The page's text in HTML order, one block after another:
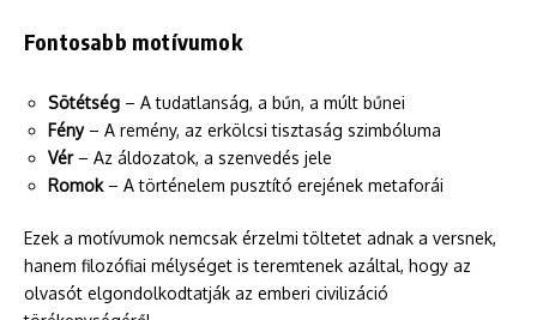
Fontosabb motívumok
Sötétség – A tudatlanság, a bűn, a múlt bűnei
Fény– A remény, az erkölcsi tisztaság szimbóluma
Vér– Az áldozatok, a szenvedés jele
Romok– A történelem pusztító erejének metaforái
Ezek a motívumok nemcsak érzelmi töltetet adnak a versnek,
hanem filozófiai mélységet is teremtenek azáltal, hogy az
olvasót elgondolkodtatják az emberi civilizáció